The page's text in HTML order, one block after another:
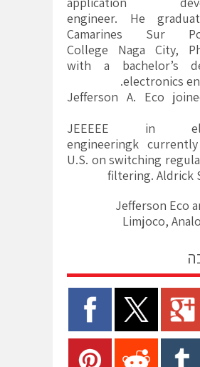
engineer. He
Camarines Sur
College Naga City,
with a bachelor’s
electronics
Jefferson A. Eco
JEEEEE in
engineeringk
U.S. on switching
filtering. Aldrick
Jefferson Eco
Limjoco,